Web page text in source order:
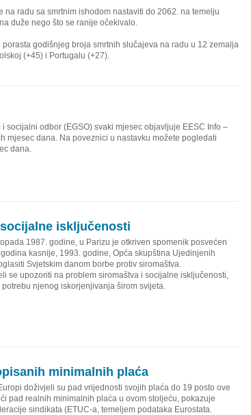
na radu sa smrtnim ishodom nastaviti do 2062. na temelju
duže nego što se ranije očekivalo.
godišnjeg broja smrtnih slučajeva na radu u 12 zemalja
(+45) i Portugalu (+27).
socijalni odbor (EGSO) svaki mjesec objavljuje EESC Info –
mjesec dana. Na poveznici u nastavku možete pogledati
dana.
isključenosti
1987. godine, u Parizu je otkriven spomenik posvećen
kasnije, 1993. godine, Opća skupština Ujedinjenih
Svjetskim danom borbe protiv siromaštva.
se upozoriti na problem siromaštva i socijalne isključenosti,
njenog iskorjenjivanja širom svijeta.
minimalnih plaća
doživjeli su pad vrijednosti svojih plaća do 19 posto ove
pad realnih minimalnih plaća u ovom stoljeću, pokazuje
sindikata (ETUC-a, temeljem podataka Eurostata.